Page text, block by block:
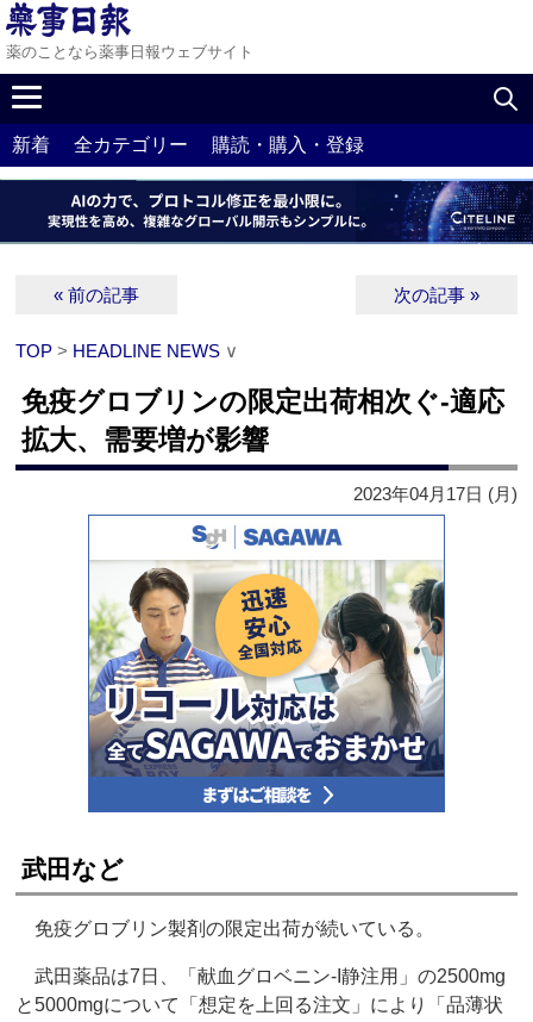
薬のことなら薬事日報ウェブサイト
新着 全カテゴリー 購読・購入・登録
« 前の記事 次の記事 »
TOP > HEADLINE NEWS ∨
免疫グロブリンの限定出荷相次ぐ‐適応
拡大、需要増が影響
2023年04月17日 (月)
武田など
免疫グロブリン製剤の限定出荷が続いている。
武田薬品は7日、「献血グロベニン-I静注用」の2500mg
と5000mgについて「想定を上回る注文」により「品薄状